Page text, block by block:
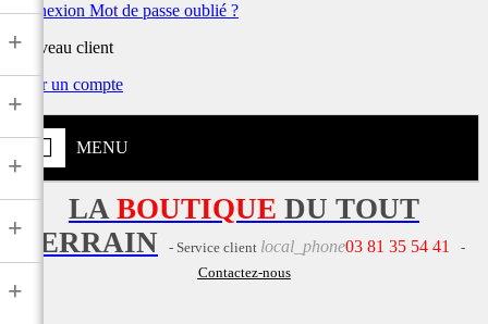
Connexion Mot de passe oublié ?
Nouveau client
Créer un compte
MENU
+
+
+
+
+
LA BOUTIQUE DU TOUT
TERRAIN
- Service client local_phone03 81 35 54 41
-
Contactez-nous